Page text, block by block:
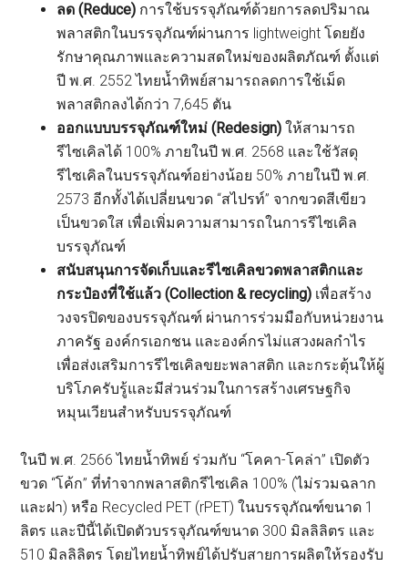
ลด (Reduce) การใช้บรรจุภัณฑ์ด้วยการลดปริมาณ
พลาสติกในบรรจุภัณฑ์ผ่านการ lightweight โดยยัง
รักษาคุณภาพและความสดใหม่ของผลิตภัณฑ์ ตั้งแต่
ปี พ.ศ. 2552 ไทยน้ำทิพย์สามารถลดการใช้เม็ด
พลาสติกลงได้กว่า 7,645 ตัน
ออกแบบบรรจุภัณฑ์ใหม่ (Redesign) ให้สามารถ
รีไซเคิลได้ 100% ภายในปี พ.ศ. 2568 และใช้วัสดุ
รีไซเคิลในบรรจุภัณฑ์อย่างน้อย 50% ภายในปี พ.ศ.
2573 อีกทั้งได้เปลี่ยนขวด “สไปรท์” จากขวดสีเขียว
เป็นขวดใส เพื่อเพิ่มความสามารถในการรีไซเคิล
บรรจุภัณฑ์
สนับสนุนการจัดเก็บและรีไซเคิลขวดพลาสติกและ
กระป๋องที่ใช้แล้ว (Collection & recycling) เพื่อสร้าง
วงจรปิดของบรรจุภัณฑ์ ผ่านการร่วมมือกับหน่วยงาน
ภาครัฐ องค์กรเอกชน และองค์กรไม่แสวงผลกำไร
เพื่อส่งเสริมการรีไซเคิลขยะพลาสติก และกระตุ้นให้ผู้
บริโภครับรู้และมีส่วนร่วมในการสร้างเศรษฐกิจ
หมุนเวียนสำหรับบรรจุภัณฑ์
ในปี พ.ศ. 2566 ไทยน้ำทิพย์ ร่วมกับ “โคคา-โคล่า” เปิดตัว
ขวด “โค้ก” ที่ทำจากพลาสติกรีไซเคิล 100% (ไม่รวมฉลาก
และฝา) หรือ Recycled PET (rPET) ในบรรจุภัณฑ์ขนาด 1
ลิตร และปีนี้ได้เปิดตัวบรรจุภัณฑ์ขนาด 300 มิลลิลิตร และ
510 มิลลิลิตร โดยไทยน้ำทิพย์ได้ปรับสายการผลิตให้รองรับ